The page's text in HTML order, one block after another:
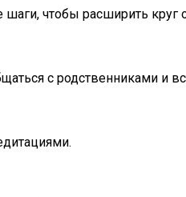
чтобы расширить круг
с родственниками и